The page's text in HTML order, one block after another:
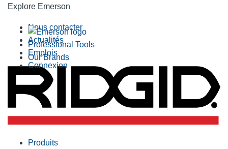
Explore Emerson
Professional Tools
Our Brands
Nous contacter
Actualités
Emplois
Connexion
Produits